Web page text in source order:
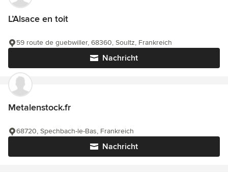
L’Alsace en toit
Nachricht
59 route de guebwiller, 68360, Soultz, Frankreich
Metalenstock.fr
Nachricht
68720, Spechbach-le-Bas, Frankreich